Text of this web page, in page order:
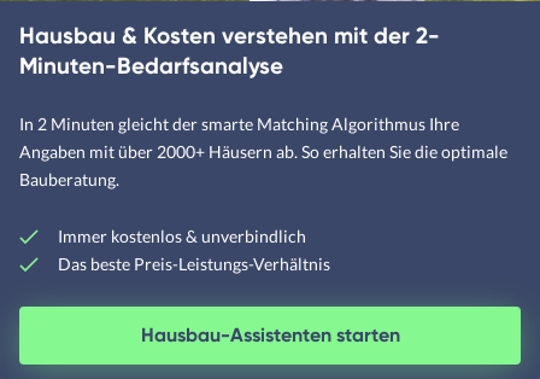
Hausbau & Kosten verstehen mit der 2-
Minuten-Bedarfsanalyse
In 2 Minuten gleicht der smarte Matching Algorithmus Ihre
Angaben mit über 2000+ Häusern ab. So erhalten Sie die optimale
Bauberatung.
Immer kostenlos & unverbindlich
Das beste Preis-Leistungs-Verhältnis
Hausbau-Assistenten starten